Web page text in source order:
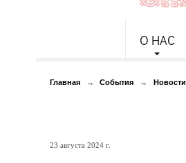
О НАС
Главная → События → Новости
23 августа 2024 г.